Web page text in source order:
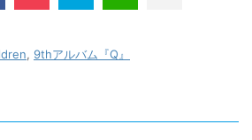
, 9thアルバム『Q』